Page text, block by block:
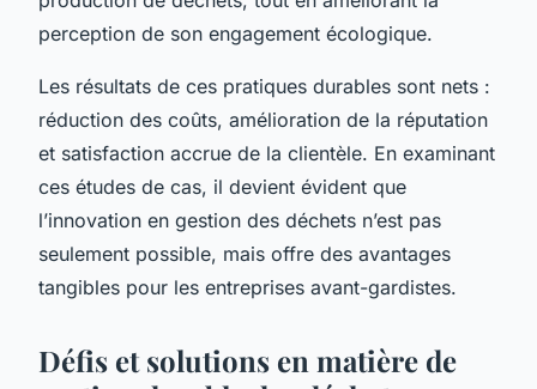
perception de son engagement écologique.
Les résultats de ces pratiques durables sont nets :
réduction des coûts, amélioration de la réputation
et satisfaction accrue de la clientèle. En examinant
ces études de cas, il devient évident que
l’innovation en gestion des déchets n’est pas
seulement possible, mais offre des avantages
tangibles pour les entreprises avant-gardistes.
Défis et solutions en matière de